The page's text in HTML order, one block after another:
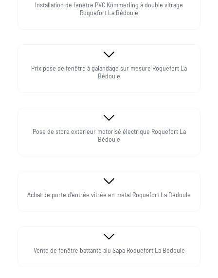
Installation de fenêtre PVC Kömmerling à double vitrage
Roquefort La Bédoule
Prix pose de fenêtre à galandage sur mesure Roquefort La
Bédoule
Pose de store extérieur motorisé électrique Roquefort La
Bédoule
Achat de porte d’entrée vitrée en métal Roquefort La Bédoule
Vente de fenêtre battante alu Sapa Roquefort La Bédoule